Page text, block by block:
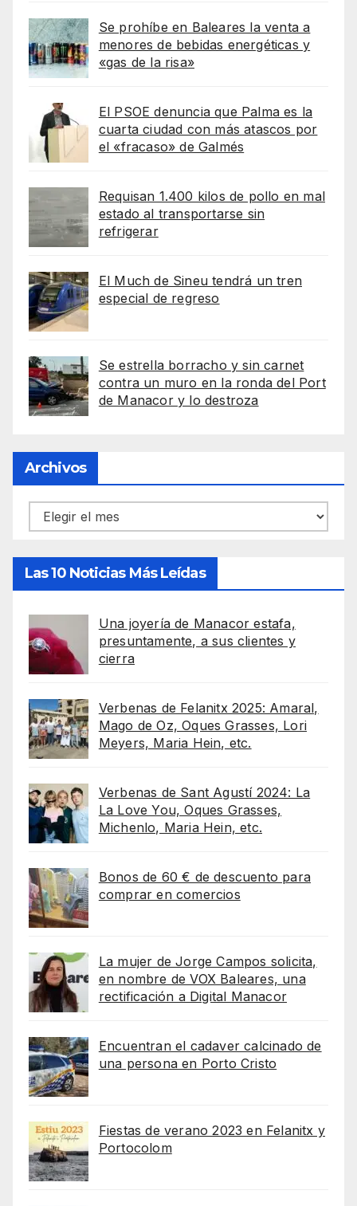
Se prohíbe en Baleares la venta a
menores de bebidas energéticas y
«gas de la risa»
El PSOE denuncia que Palma es la
cuarta ciudad con más atascos por
el «fracaso» de Galmés
Requisan 1.400 kilos de pollo en mal
estado al transportarse sin
refrigerar
El Much de Sineu tendrá un tren
especial de regreso
Se estrella borracho y sin carnet
contra un muro en la ronda del Port
de Manacor y lo destroza
Archivos
Archivos
Las 10 Noticias Más Leídas
Una joyería de Manacor estafa,
presuntamente, a sus clientes y
cierra
Verbenas de Felanitx 2025: Amaral,
Mago de Oz, Oques Grasses, Lori
Meyers, Maria Hein, etc.
Verbenas de Sant Agustí 2024: La
La Love You, Oques Grasses,
Michenlo, Maria Hein, etc.
Bonos de 60 € de descuento para
comprar en comercios
La mujer de Jorge Campos solicita,
en nombre de VOX Baleares, una
rectificación a Digital Manacor
Encuentran el cadaver calcinado de
una persona en Porto Cristo
Fiestas de verano 2023 en Felanitx y
Portocolom